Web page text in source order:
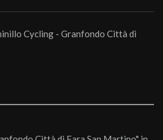
Cycling - Granfondo Città di